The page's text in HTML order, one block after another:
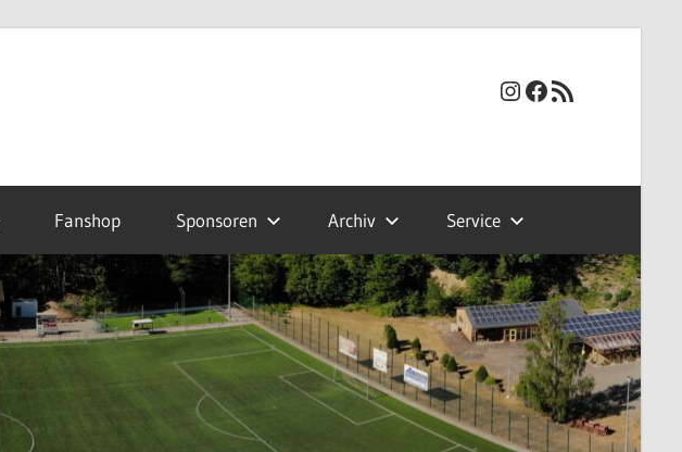
Instagram
Facebook
RSS-Feed
Fanshop Sponsoren Archiv Service